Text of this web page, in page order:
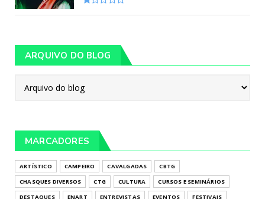
ARQUIVO DO BLOG
MARCADORES
ARTÍSTICO CAMPEIRO CAVALGADAS
CBTG
CHASQUES DIVERSOS
CTG CULTURA
CURSOS E SEMINÁRIOS
DESTAQUES
ENART ENTREVISTAS EVENTOS FESTIVAIS